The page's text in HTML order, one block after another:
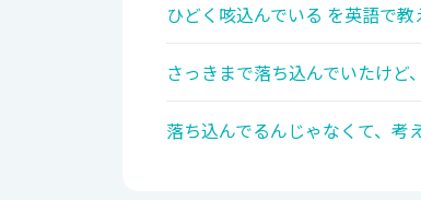
ひどく咳込んでいる を英語で教
さっきまで落ち込んでいたけ
落ち込んでるんじゃなくて、考